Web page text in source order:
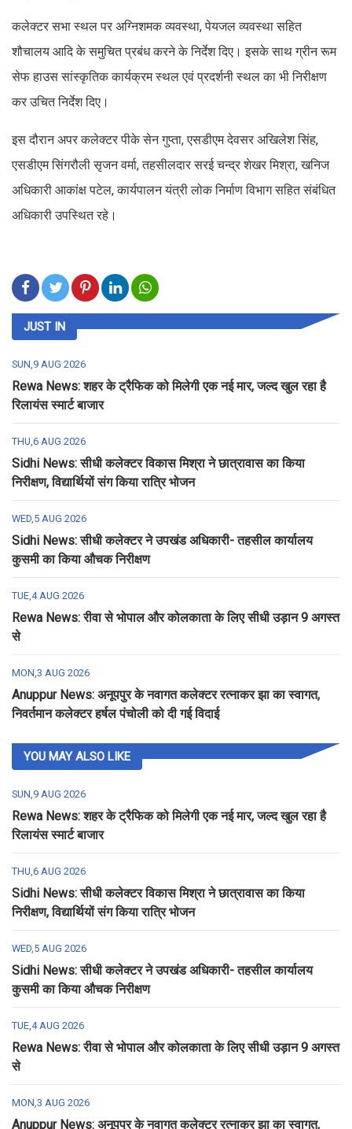
कलेक्टर सभा स्थल पर अग्निशमक व्यवस्था, पेयजल व्यवस्था सहित
शौचालय आदि के समुचित प्रबंध करने के निर्देश दिए। इसके साथ ग्रीन रूम
सेफ हाउस सांस्कृतिक कार्यक्रम स्थल एवं प्रदर्शनी स्थल का भी निरीक्षण
कर उचित निर्देश दिए।
इस दौरान अपर कलेक्टर पीके सेन गुप्ता, एसडीएम देवसर अखिलेश सिंह,
एसडीएम सिंगरौली सृजन वर्मा, तहसीलदार सरई चन्द्र शेखर मिश्रा, खनिज
अधिकारी आकांक्ष पटेल, कार्यपालन यंत्री लोक निर्माण विभाग सहित संबंधित
अधिकारी उपस्थित रहे।
JUST IN
SUN,9 AUG 2026
Rewa News: शहर के ट्रैफिक को मिलेगी एक नई मार, जल्द खुल रहा है
रिलायंस स्मार्ट बाजार
THU,6 AUG 2026
Sidhi News: सीधी कलेक्टर विकास मिश्रा ने छात्रावास का किया
निरीक्षण, विद्यार्थियों संग किया रात्रि भोजन
WED,5 AUG 2026
Sidhi News: सीधी कलेक्टर ने उपखंड अधिकारी- तहसील कार्यालय
कुसमी का किया औचक निरीक्षण
TUE,4 AUG 2026
Rewa News: रीवा से भोपाल और कोलकाता के लिए सीधी उड़ान 9 अगस्त
से
MON,3 AUG 2026
Anuppur News: अनूपपुर के नवागत कलेक्टर रत्नाकर झा का स्वागत,
निवर्तमान कलेक्टर हर्षल पंचोली को दी गई विदाई
YOU MAY ALSO LIKE
SUN,9 AUG 2026
Rewa News: शहर के ट्रैफिक को मिलेगी एक नई मार, जल्द खुल रहा है
रिलायंस स्मार्ट बाजार
THU,6 AUG 2026
Sidhi News: सीधी कलेक्टर विकास मिश्रा ने छात्रावास का किया
निरीक्षण, विद्यार्थियों संग किया रात्रि भोजन
WED,5 AUG 2026
Sidhi News: सीधी कलेक्टर ने उपखंड अधिकारी- तहसील कार्यालय
कुसमी का किया औचक निरीक्षण
TUE,4 AUG 2026
Rewa News: रीवा से भोपाल और कोलकाता के लिए सीधी उड़ान 9 अगस्त
से
MON,3 AUG 2026
Anuppur News: अनूपपुर के नवागत कलेक्टर रत्नाकर झा का स्वागत,